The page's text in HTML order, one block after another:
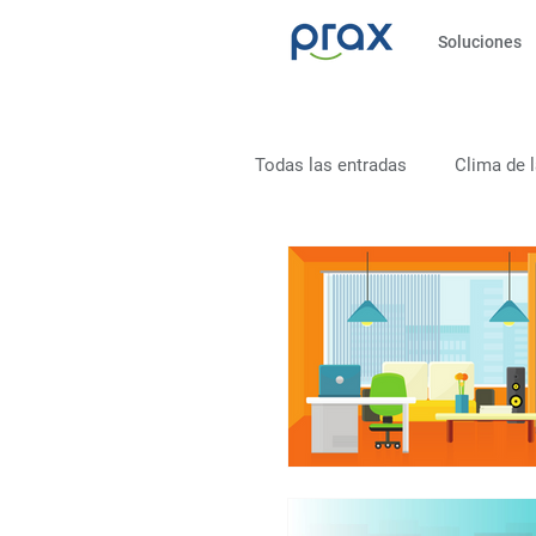
Soluciones
Todas las entradas Clima de
Liderazgo Salud
Productividad Clima